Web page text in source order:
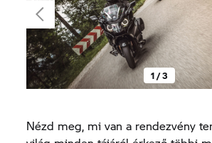
1 / 3
Nézd meg, mi van a rendezvény